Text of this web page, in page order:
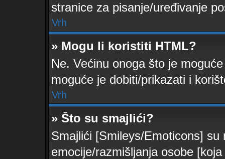
stranice za pisanje/uređivanje
Vrh
» Mogu li koristiti HTML?
Ne. Većinu onoga što je
moguće je dobiti/prikazati i
Vrh
» Što su smajlići?
Smajlići [Smileys/Emoticons]
emocije/razmišljanja osobe